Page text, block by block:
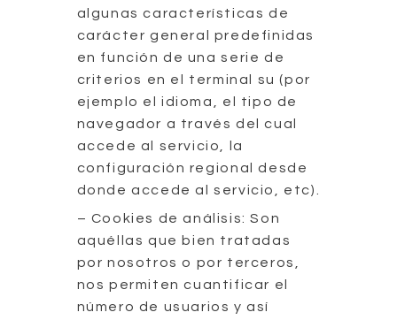
algunas características de
carácter general predefinidas
en función de una serie de
criterios en el terminal su (por
ejemplo el idioma, el tipo de
navegador a través del cual
accede al servicio, la
configuración regional desde
donde accede al servicio, etc).
– Cookies de análisis: Son
aquéllas que bien tratadas
por nosotros o por terceros,
nos permiten cuantificar el
número de usuarios y así